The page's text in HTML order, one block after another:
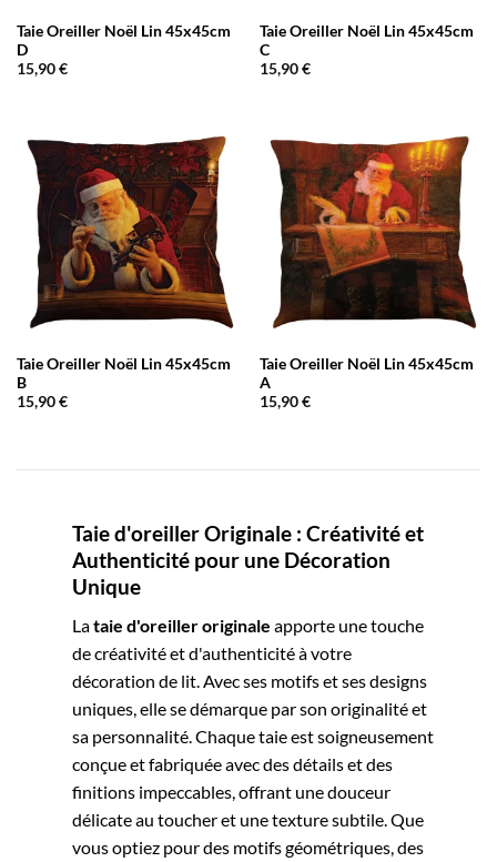
Taie Oreiller Noël Lin 45x45cm
D
15,90€
Taie Oreiller Noël Lin 45x45cm
C
15,90€
Taie Oreiller Noël Lin 45x45cm
B
15,90€
Taie Oreiller Noël Lin 45x45cm
A
15,90€
Taie d'oreiller Originale : Créativité et
Authenticité pour une Décoration
Unique
Lataie d'oreiller originale apporte une touche
de créativité et d'authenticité à votre
décoration de lit. Avec ses motifs et ses designs
uniques, elle se démarque par son originalité et
sa personnalité. Chaque taie est soigneusement
conçue et fabriquée avec des détails et des
finitions impeccables, offrant une douceur
délicate au toucher et une texture subtile. Que
vous optiez pour des motifs géométriques, des